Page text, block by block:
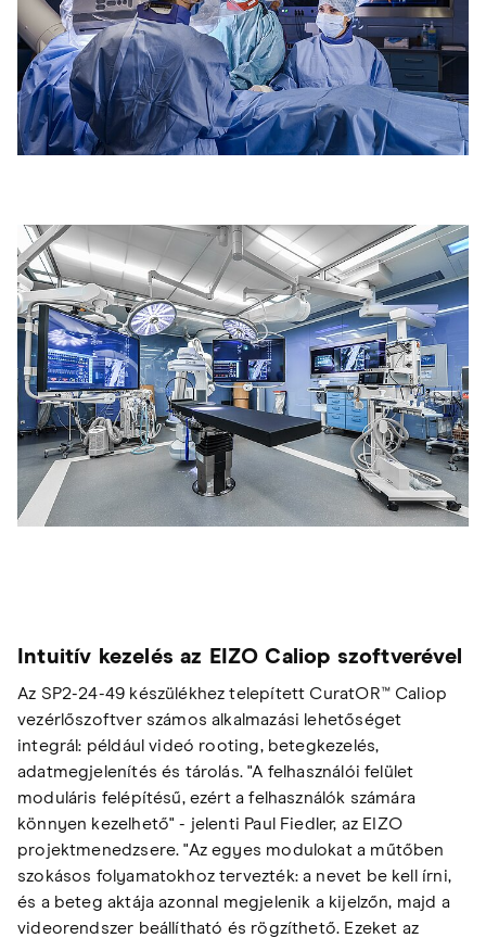
Intuitív kezelés az EIZO Caliop szoftverével
Az SP2-24-49 készülékhez telepített CuratOR™ Caliop
vezérlőszoftver számos alkalmazási lehetőséget
integrál: például videó rooting, betegkezelés,
adatmegjelenítés és tárolás. "A felhasználói felület
moduláris felépítésű, ezért a felhasználók számára
könnyen kezelhető" - jelenti Paul Fiedler, az EIZO
projektmenedzsere. "Az egyes modulokat a műtőben
szokásos folyamatokhoz tervezték: a nevet be kell írni,
és a beteg aktája azonnal megjelenik a kijelzőn, majd a
videorendszer beállítható és rögzíthető. Ezeket az